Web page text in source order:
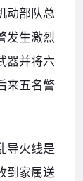
动部队总
发生激烈
器并将六
来五名警
导火线是
到家属送